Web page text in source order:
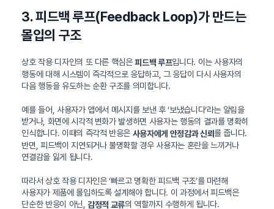
3. 피드백 루프(Feedback Loop)가 만드는
몰입의 구조
상호 작용 디자인의 또 다른 핵심은피드백 루프입니다. 이는 사용자의
행동에 대해 시스템이 즉각적으로 응답하고, 그 응답이 다시 사용자의
다음 행동을 유도하는 순환 구조를 의미합니다.
예를 들어, 사용자가 앱에서 메시지를 보낸 후 ‘보냈습니다’라는 알림을
받거나, 화면에 시각적 변화가 발생하면 사용자는 행동의 결과를 명확히
인식합니다. 이때의 즉각적 반응은 사용자에게 안정감과 신뢰를 줍니다.
반면, 피드백이 지연되거나 불명확할 경우 사용자는 혼란을 느끼거나
연결감을 잃게 됩니다.
따라서 상호 작용 디자인은 ‘빠르고 명확한 피드백 구조’를 마련해
사용자가 제품에 몰입하도록 설계해야 합니다. 이 과정에서 피드백은
단순한 반응이 아닌,감정적 교류의 역할까지 수행하게 됩니다.